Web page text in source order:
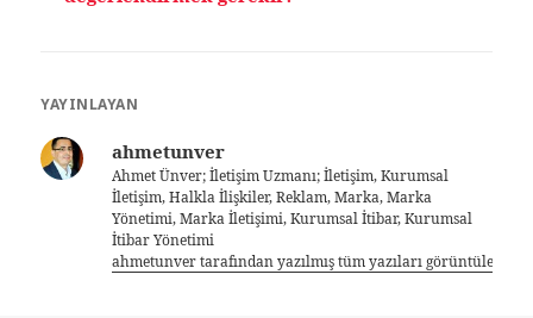
YAYINLAYAN
ahmetunver
Ahmet Ünver; İletişim Uzmanı; İletişim, Kurumsal
İletişim, Halkla İlişkiler, Reklam, Marka, Marka
Yönetimi, Marka İletişimi, Kurumsal İtibar, Kurumsal
İtibar Yönetimi
ahmetunver tarafından yazılmış tüm yazıları görüntüle